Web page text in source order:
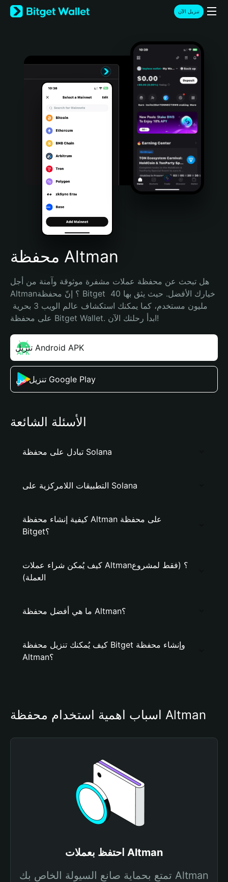
English
日本語
Türkçe
Português (Portugal)
Bahasa Indonesia
Português (Brasil)
Español (Argentina)
تنزيل الآن
محفظة Altman
هل تبحث عن محفظة عملات مشفرة موثوقة وآمنة من أجل
Altman؟ إنّ محفظة Bitget خيارك الأفضل. حيث يثق بها 40
على محفظة Bitget Wallet. ابدأ رحلتك الآن!
تنزيل Android APK
تنزيل من Google Play
الأسئلة الشائعة
تبادل على محفظة Solana
التطبيقات اللامركزية على Solana
كيفية إنشاء محفظة Altman على محفظة
Bitget؟
كيف يُمكن شراء عملات Altman؟ (فقط لمشروع
العملة)
ما هي أفضل محفظة Altman؟
كيف يُمكنك تنزيل محفظة Bitget وإنشاء محفظة
Altman؟
أسباب أهمية استخدام محفظة Altman
احتفظ بعملات Altman
تمتع بحماية صانع السيولة الخاص بك Altman